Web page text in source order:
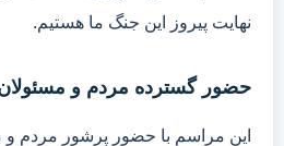
نهایت پیروز این جنگ ما هستیم.
حضور گسترده مردم و
این مراسم با حضور پرشور مردم